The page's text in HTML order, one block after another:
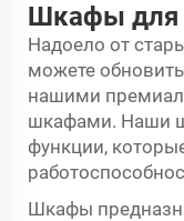
Шкафы для
Надоело от
можете
нашими
шкафами. Наши
функции,
Шкафы